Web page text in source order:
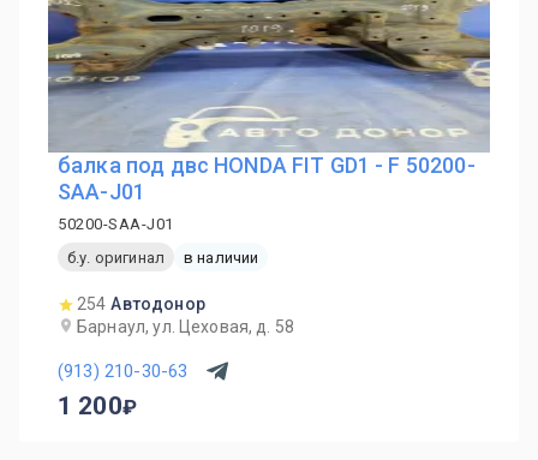
балка под двс HONDA FIT GD1 - F 50200-
SAA-J01
50200-SAA-J01
б.у. оригинал
в наличии
254 Автодонор
Барнаул, ул. Цеховая, д. 58
(913) 210-30-63
1 200